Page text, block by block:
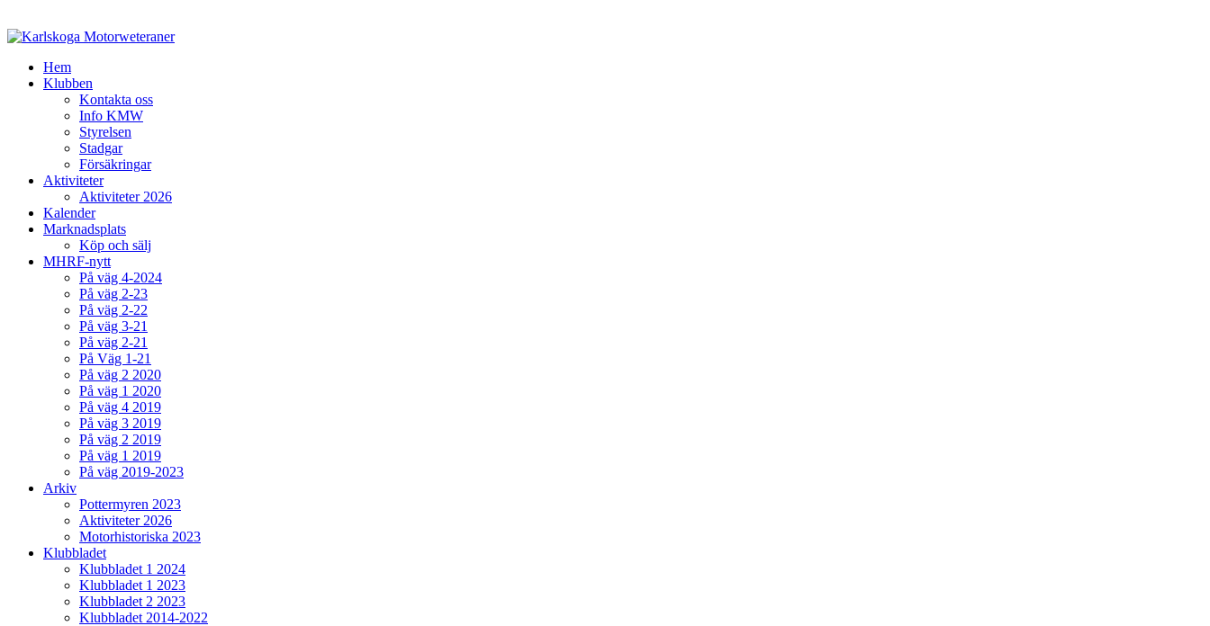
Hem
Klubben
Kontakta oss
Info KMW
Styrelsen
Stadgar
Försäkringar
Aktiviteter
Aktiviteter 2026
Kalender
Marknadsplats
Köp och sälj
MHRF-nytt
På väg 4-2024
På väg 2-23
På väg 2-22
På väg 3-21
På väg 2-21
På Väg 1-21
På väg 2 2020
På väg 1 2020
På väg 4 2019
På väg 3 2019
På väg 2 2019
På väg 1 2019
På väg 2019-2023
Arkiv
Pottermyren 2023
Aktiviteter 2026
Motorhistoriska 2023
Klubbladet
Klubbladet 1 2024
Klubbladet 1 2023
Klubbladet 2 2023
Klubbladet 2014-2022